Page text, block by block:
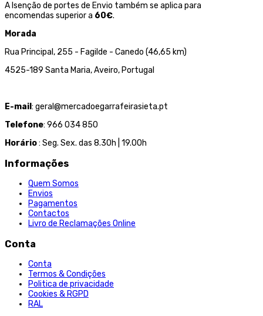
A Isenção de portes de Envio também se aplica para
encomendas superior a 60€.
Morada
Rua Principal, 255 - Fagilde - Canedo (46,65 km)
4525-189 Santa Maria, Aveiro, Portugal
E-mail: geral@mercadoegarrafeirasieta.pt
Telefone: 966 034 850
Horário: Seg. Sex. das 8.30h | 19.00h
Informações
Quem Somos
Envios
Pagamentos
Contactos
Livro de Reclamações Online
Conta
Conta
Termos & Condições
Politica de privacidade
Cookies & RGPD
RAL